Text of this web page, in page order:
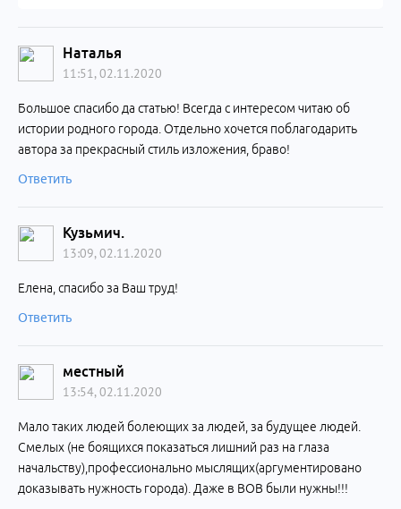
Наталья
11:51, 02.11.2020
Большое спасибо да статью! Всегда с интересом читаю об
истории родного города. Отдельно хочется поблагодарить
автора за прекрасный стиль изложения, браво!
Ответить
Кузьмич.
13:09, 02.11.2020
Елена, спасибо за Ваш труд!
Ответить
местный
13:54, 02.11.2020
Мало таких людей болеющих за людей, за будущее людей.
Смелых (не боящихся показаться лишний раз на глаза
начальству),профессионально мыслящих(аргументировано
доказывать нужность города). Даже в ВОВ были нужны!!!